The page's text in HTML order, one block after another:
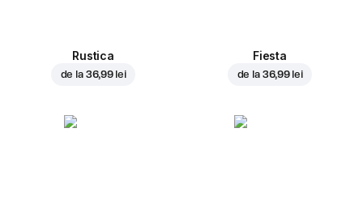
Rustica
de la 36,99 lei
Fiesta
de la 36,99 lei